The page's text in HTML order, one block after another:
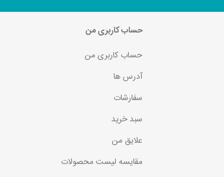
حساب کاربری من
حساب کاربری من
آدرس ها
سفارشات
سبد خرید
علایق من
مقایسه لیست محصولات